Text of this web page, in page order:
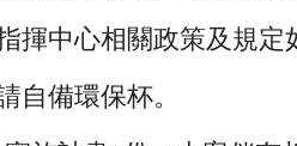
揮中心相關政策及規定
自備環保杯。